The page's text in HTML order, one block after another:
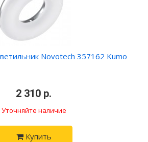
Novotech 357162 Kumo
2 310 р.
Уточняйте наличие
Купить